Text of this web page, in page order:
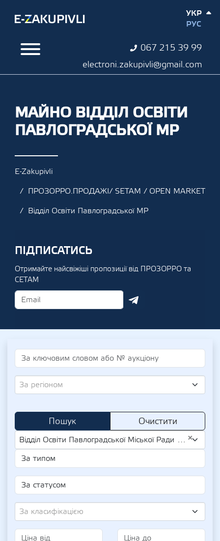
067 215 39 99
electroni.zakupivli@gmail.com
УКР
РУС
МАЙНО ВІДДІЛ ОСВІТИ
ПАВЛОГРАДСЬКОЇ МР
E-Zakupivli
ПРОЗОРРО.ПРОДАЖІ/ SETAM / OPEN MARKET
Відділ Освіти Павлоградської МР
ПІДПИСАТИСЬ
Отримайте найсвіжіші пропозиції від ПРОЗОРРО та
СЕТАМ
За регіоном
Пошук Очистити
×
Відділ Освіти Павлоградської Міської Ради (UA-EDR 02142365)
За класифікацією